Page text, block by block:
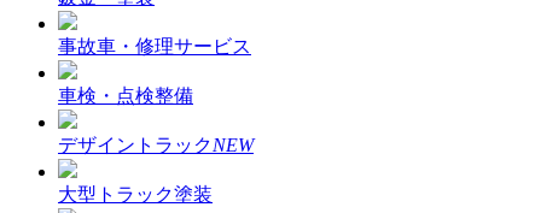
事故車・修理サービス
車検・点検整備
デザイントラックNEW
大型トラック塗装